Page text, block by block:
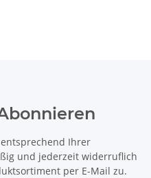
Ihrer
und jederzeit widerruflich
per E-Mail zu.